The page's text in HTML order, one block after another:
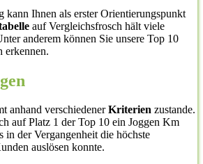
kann Ihnen als erster Orientierungspunkt
auf Vergleichsfrosch hält viele
anderem können Sie unsere Top 10
erkennen.
anhand verschiedenerKriterien zustande.
auf Platz 1 der Top 10 ein Joggen Km
in der Vergangenheit die höchste
auslösen konnte.